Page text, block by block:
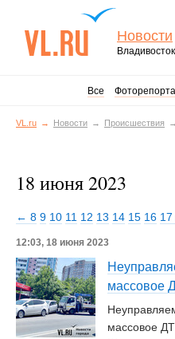
Новости
Владивосток
Все
VL.ru Новости Происшествия
18 июня 2023
← 8 9 10 11 12 13 14 15 16
12:03, 18 июня 2023
массовое
массовое